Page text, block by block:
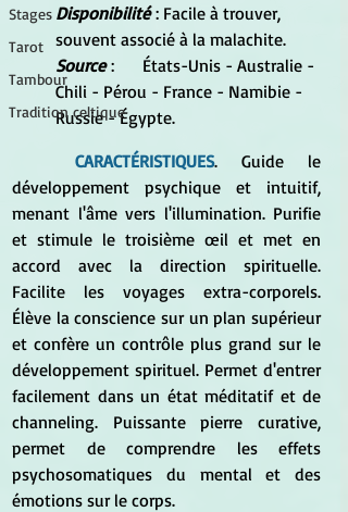
Stages
Tarot
Tambour
Tradition celtique
Disponibilité : Facile à trouver,
souvent associé à la malachite.
Source :	États-Unis - Australie -
Chili - Pérou - France - Namibie -
Russie - Égypte.
CARACTÉRISTIQUES. Guide le
développement psychique et intuitif,
menant l'âme vers l'illumination. Purifie
et stimule le troisième œil et met en
accord avec la direction spirituelle.
Facilite les voyages extra-corporels.
Élève la conscience sur un plan supérieur
et confère un contrôle plus grand sur le
développement spirituel. Permet d'entrer
facilement dans un état méditatif et de
channeling. Puissante pierre curative,
permet de comprendre les effets
psychosomatiques du mental et des
émotions sur le corps.